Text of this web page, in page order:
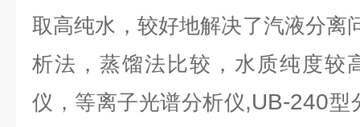
取高纯水，较好地解决了汽液分离
析法，蒸馏法比较，水质纯度较
仪，等离子光谱分析仪,UB-240型